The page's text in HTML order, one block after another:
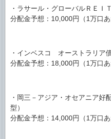
・ラサール・グローバルＲＥＩ
分配金予想：10,000円（1万口あ
・インベスコ オーストラリア
分配金予想：18,000円（1万口あ
・岡三－アジア・オセアニア好
型）
分配金予想：14,000円（1万口あ